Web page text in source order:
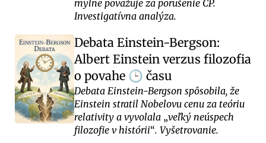
mylne považuje za porušenie CP.
Investigatívna analýza.
Debata Einstein-Bergson:
Albert Einstein verzus filozofia
o povahe 🕒 času
Debata Einstein-Bergson spôsobila, že
Einstein stratil Nobelovu cenu za teóriu
relativity a vyvolala veľký neúspech
filozofie v histórii . Vyšetrovanie.